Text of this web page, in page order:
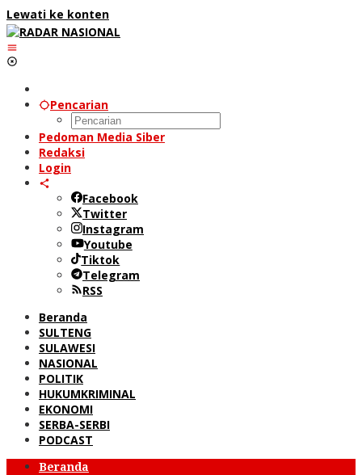
Lewati ke konten
Pencarian
Pedoman Media Siber
Redaksi
Login
Facebook
Twitter
Instagram
Youtube
Tiktok
Telegram
RSS
Beranda
SULTENG
SULAWESI
NASIONAL
POLITIK
HUKUMKRIMINAL
EKONOMI
SERBA-SERBI
PODCAST
Beranda